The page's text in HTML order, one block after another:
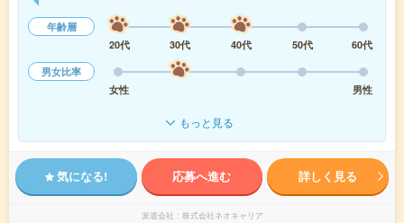
年齢層
20代
30代 40代 50代
60代
男女比率
女性
男性
もっと見る
気になる! 応募へ進む 詳しく見る
派遣会社 株式会社ネオキャリア